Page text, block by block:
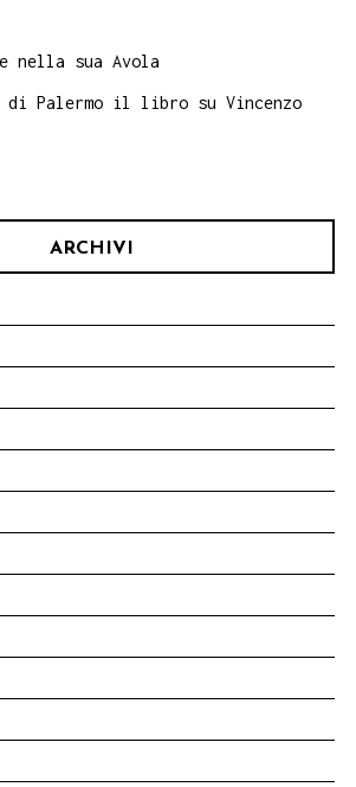
nella sua Avola
di Palermo il libro su Vincenzo
ARCHIVI